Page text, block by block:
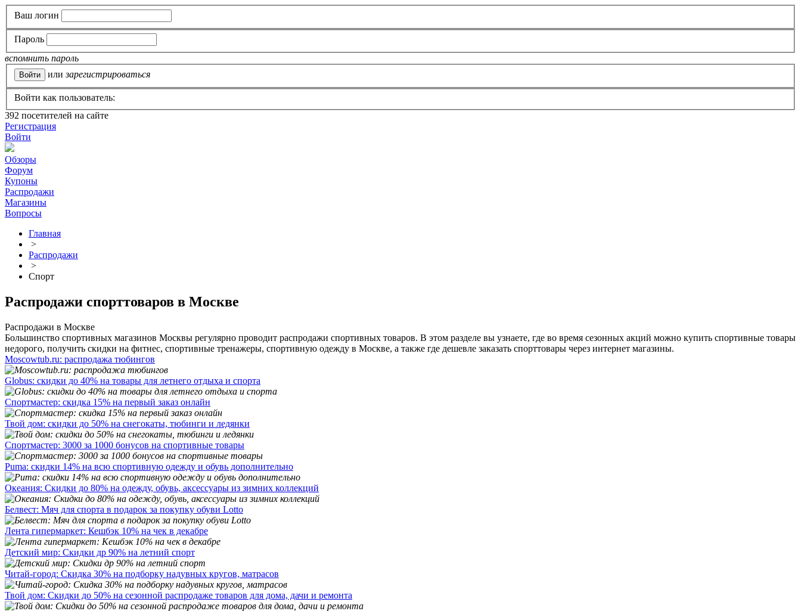
Ваш логин
Пароль
вспомнить пароль
или зарегистрироваться
Войти как пользователь:
392 посетителей на сайте
Регистрация
Войти
Обзоры
Форум
Купоны
Распродажи
Магазины
Вопросы
Главная
>
Распродажи
>
Спорт
Распродажи спорттоваров в Москве
Распродажи в Москве
Большинство спортивных магазинов Москвы регулярно проводит распродажи спортивных товаров. В этом разделе вы узнаете, где во время сезонных акций можно купить спортивные товары
недорого, получить скидки на фитнес, спортивные тренажеры, спортивную одежду в Москве, а также где дешевле заказать спорттовары через интернет магазины.
Moscowtub.ru: распродажа тюбингов
Globus: скидки до 40% на товары для летнего отдыха и спорта
Спортмастер: скидка 15% на первый заказ онлайн
Твой дом: скидки до 50% на снегокаты, тюбинги и ледянки
Спортмастер: 3000 за 1000 бонусов на спортивные товары
Puma: скидки 14% на всю спортивную одежду и обувь дополнительно
Океания: Скидки до 80% на одежду, обувь, аксессуары из зимних коллекций
Белвест: Мяч для спорта в подарок за покупку обуви Lotto
Лента гипермаркет: Кешбэк 10% на чек в декабре
Детский мир: Скидки др 90% на летний спорт
Читай-город: Скидка 30% на подборку надувных кругов, матрасов
Твой дом: Скидки до 50% на сезонной распродаже товаров для дома, дачи и ремонта